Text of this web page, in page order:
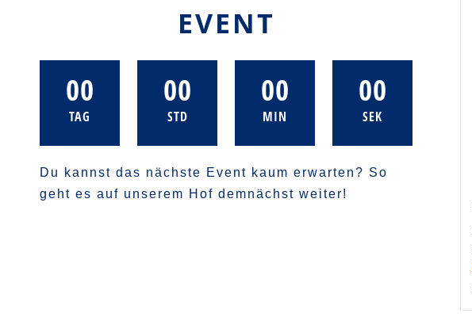
EVENT
00
TAG
00
STD
00
MIN
00
SEK
Du kannst das nächste Event kaum erwarten? So
geht es auf unserem Hof demnächst weiter!